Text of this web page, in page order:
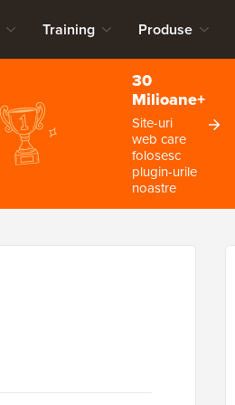
Training Produse
30
Milioane+
Site-uri
web care
folosesc
plugin-urile
noastre